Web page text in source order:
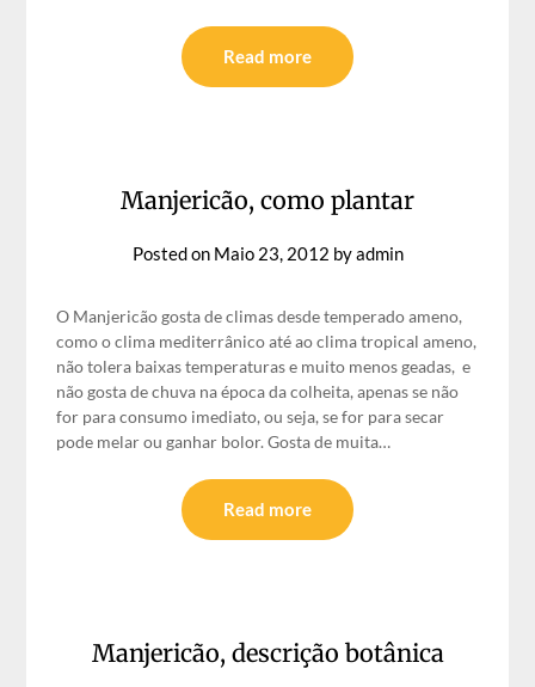
Read more
Manjericão, como plantar
Posted on Maio 23, 2012 byadmin
O Manjericão gosta de climas desde temperado ameno,
como o clima mediterrânico até ao clima tropical ameno,
não tolera baixas temperaturas e muito menos geadas, e
não gosta de chuva na época da colheita, apenas se não
for para consumo imediato, ou seja, se for para secar
pode melar ou ganhar bolor. Gosta de muita…
Read more
Manjericão, descrição botânica